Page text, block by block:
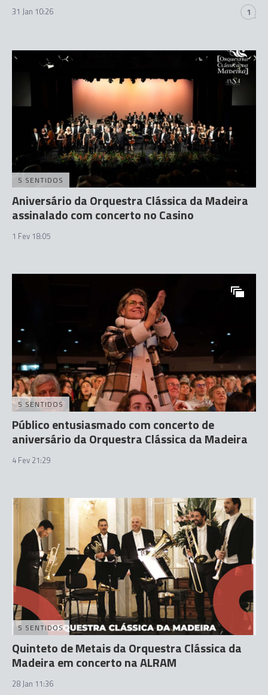
31 Jan 10:26 1
5 SENTIDOS
Aniversário da Orquestra Clássica da Madeira
assinalado com concerto no Casino
1 Fev 18:05
5 SENTIDOS
Público entusiasmado com concerto de
aniversário da Orquestra Clássica da Madeira
4 Fev 21:29
5 SENTIDOS
Quinteto de Metais da Orquestra Clássica da
Madeira em concerto na ALRAM
28 Jan 11:36